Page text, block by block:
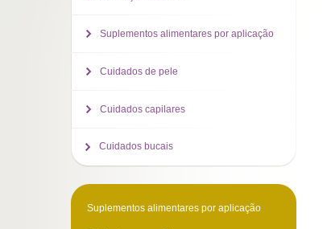
Suplementos alimentares por aplicação
Cuidados de pele
Cuidados capilares
Cuidados bucais
Suplementos alimentares por aplicação